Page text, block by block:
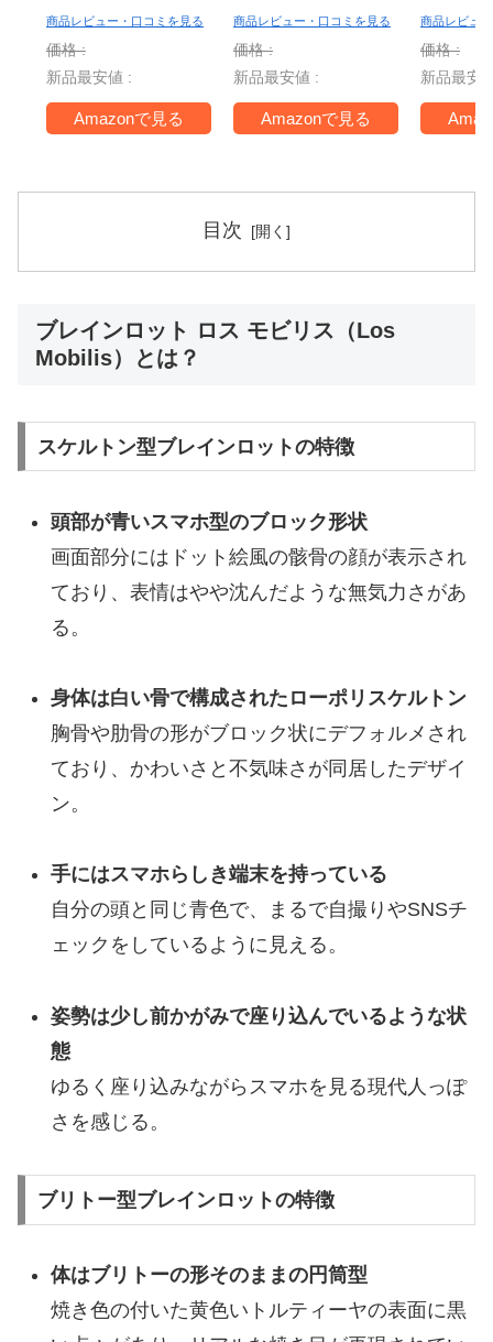
商品レビュー・口コミを見る
価格 :
新品最安値 :
Amazonで見る
商品レビュー・口コミを見る
価格 :
新品最安値 :
Amazonで見る
ー
Switch
＋ ジャ
TV -
商品レビュ
価格 :
新品最安
目次
ブレインロット ロス モビリス（Los
Mobilis）とは？
スケルトン型ブレインロットの特徴
頭部が青いスマホ型のブロック形状
画面部分にはドット絵風の骸骨の顔が表示され
ており、表情はやや沈んだような無気力さがあ
る。
身体は白い骨で構成されたローポリスケルトン
胸骨や肋骨の形がブロック状にデフォルメされ
ており、かわいさと不気味さが同居したデザイ
ン。
手にはスマホらしき端末を持っている
自分の頭と同じ青色で、まるで自撮りやSNSチ
ェックをしているように見える。
姿勢は少し前かがみで座り込んでいるような状
態
ゆるく座り込みながらスマホを見る現代人っぽ
さを感じる。
ブリトー型ブレインロットの特徴
体はブリトーの形そのままの円筒型
焼き色の付いた黄色いトルティーヤの表面に黒